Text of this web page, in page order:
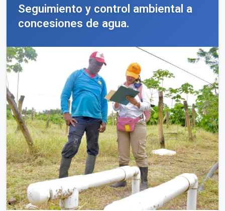
Seguimiento y control ambiental a
concesiones de agua.